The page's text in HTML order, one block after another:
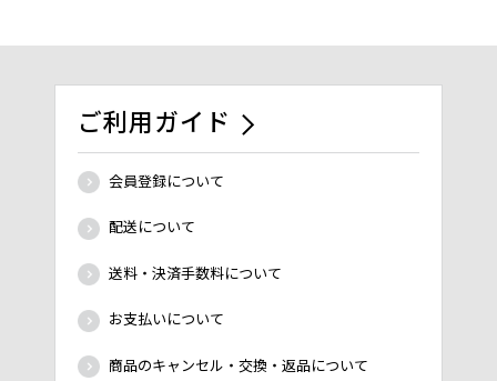
ご利用ガイド
会員登録について
配送について
送料・決済手数料について
お支払いについて
商品のキャンセル・交換・返品について